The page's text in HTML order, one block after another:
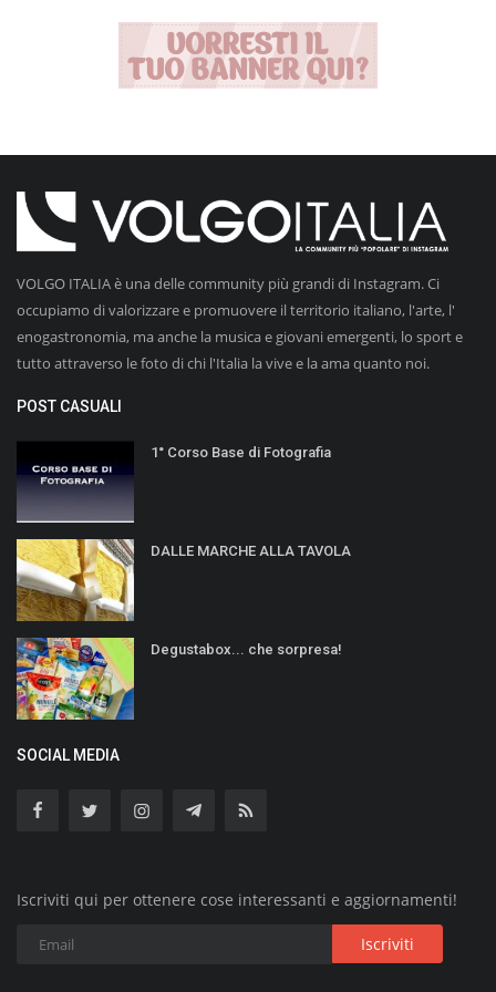
VOLGO ITALIA è una delle community più grandi di Instagram. Ci
occupiamo di valorizzare e promuovere il territorio italiano, l'arte, l'
enogastronomia, ma anche la musica e giovani emergenti, lo sport e
tutto attraverso le foto di chi l'Italia la vive e la ama quanto noi.
POST CASUALI
1° Corso Base di Fotografia
DALLE MARCHE ALLA TAVOLA
Degustabox... che sorpresa!
SOCIAL MEDIA
Iscriviti qui per ottenere cose interessanti e aggiornamenti!
Iscriviti